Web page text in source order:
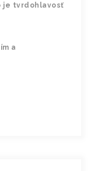
je tvrdohlavosť
a